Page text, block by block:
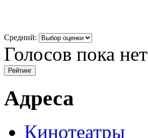
Средний:
Голосов пока нет
Адреса
Кинотеатры